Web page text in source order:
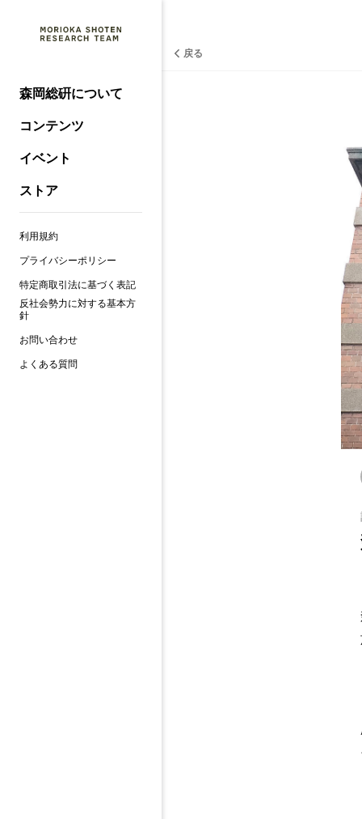
森岡総硏について
コンテンツ
イベント
ストア
利用規約
プライバシーポリシー
特定商取引法に基づく表記
反社会勢力に対する基本方
針
お問い合わせ
よくある質問
戻る